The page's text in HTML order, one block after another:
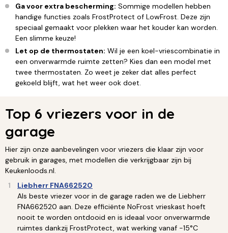
Ga voor extra bescherming: Sommige modellen hebben
handige functies zoals FrostProtect of LowFrost. Deze zijn
speciaal gemaakt voor plekken waar het kouder kan worden.
Een slimme keuze!
Let op de thermostaten: Wil je een koel-vriescombinatie in
een onverwarmde ruimte zetten? Kies dan een model met
twee thermostaten. Zo weet je zeker dat alles perfect
gekoeld blijft, wat het weer ook doet.
Top 6 vriezers voor in de
garage
Hier zijn onze aanbevelingen voor vriezers die klaar zijn voor
gebruik in garages, met modellen die verkrijgbaar zijn bij
Keukenloods.nl.
Liebherr FNA662520
Als beste vriezer voor in de garage raden we de Liebherr
FNA662520 aan. Deze efficiënte NoFrost vrieskast hoeft
nooit te worden ontdooid en is ideaal voor onverwarmde
ruimtes dankzij FrostProtect, wat werking vanaf -15°C